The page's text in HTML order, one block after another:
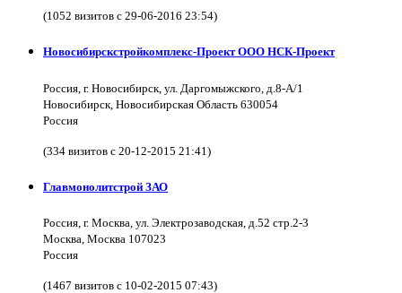
(1052 визитов с 29-06-2016 23:54)
Новосибирскстройкомплекс-Проект ООО НСК-Проект
Россия, г. Новосибирск, ул. Даргомыжского, д.8-А/1
Новосибирск, Новосибирская Область 630054
Россия
(334 визитов с 20-12-2015 21:41)
Главмонолитстрой ЗАО
Россия, г. Москва, ул. Электрозаводская, д.52 стр.2-3
Москва, Москва 107023
Россия
(1467 визитов с 10-02-2015 07:43)